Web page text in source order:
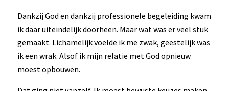
Dankzij God en dankzij professionele begeleiding kwam
ik daar uiteindelijk doorheen. Maar wat was er veel stuk
gemaakt. Lichamelijk voelde ik me zwak, geestelijk was
ik een wrak. Alsof ik mijn relatie met God opnieuw
moest opbouwen.